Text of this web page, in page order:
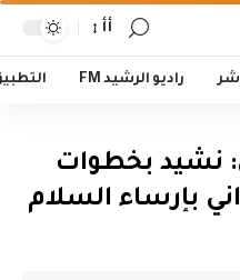
أأ
راديو الرشيد FM
نشيد بخطوات
بإرساء السلام